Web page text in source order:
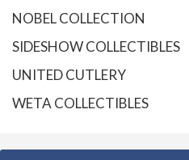
NOBEL COLLECTION
SIDESHOW COLLECTIBLES
UNITED CUTLERY
WETA COLLECTIBLES